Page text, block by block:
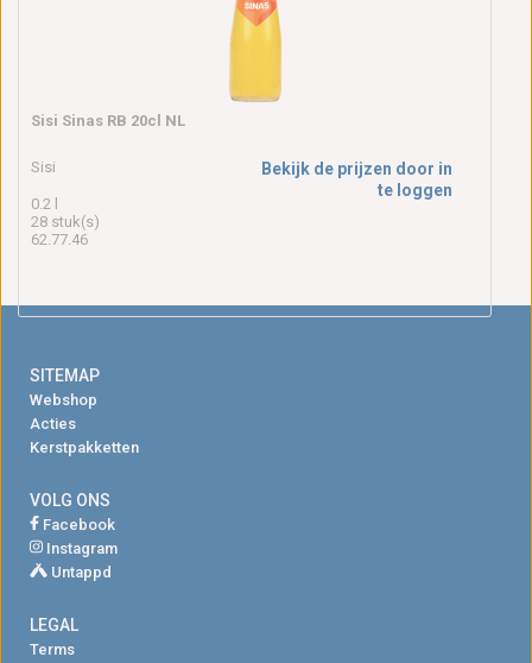
Sisi Sinas RB 20cl NL
Sisi
0.2 l
28 stuk(s)
62.77.46
Bekijk de prijzen door in
te loggen
SITEMAP
Webshop
Acties
Kerstpakketten
VOLG ONS
Facebook
Instagram
Untappd
LEGAL
Terms